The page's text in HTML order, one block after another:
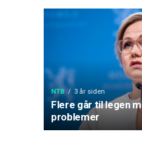
NTB 3 år siden
Flere går til legen
problemer